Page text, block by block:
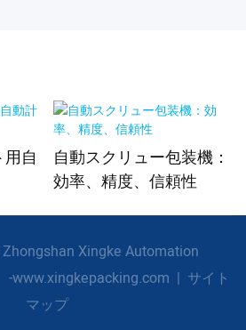
自
自動スクリュー包装機：
効率、精度、信頼性
Xingke Automation
-www.xingkepacking.com | サイト
マップ